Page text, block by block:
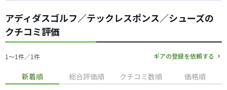
アディダスゴルフ／テックレスポンス／シューズの
クチコミ評価
1〜1件／1件 ギアの登録を依頼する
新着順 総合評価順 クチコミ数順 価格順